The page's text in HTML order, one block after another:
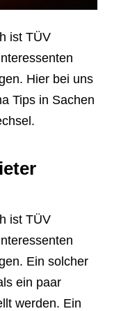
ist TÜV
Hier bei uns
Tips in Sachen
ist TÜV
Ein solcher
ein paar
werden. Ein